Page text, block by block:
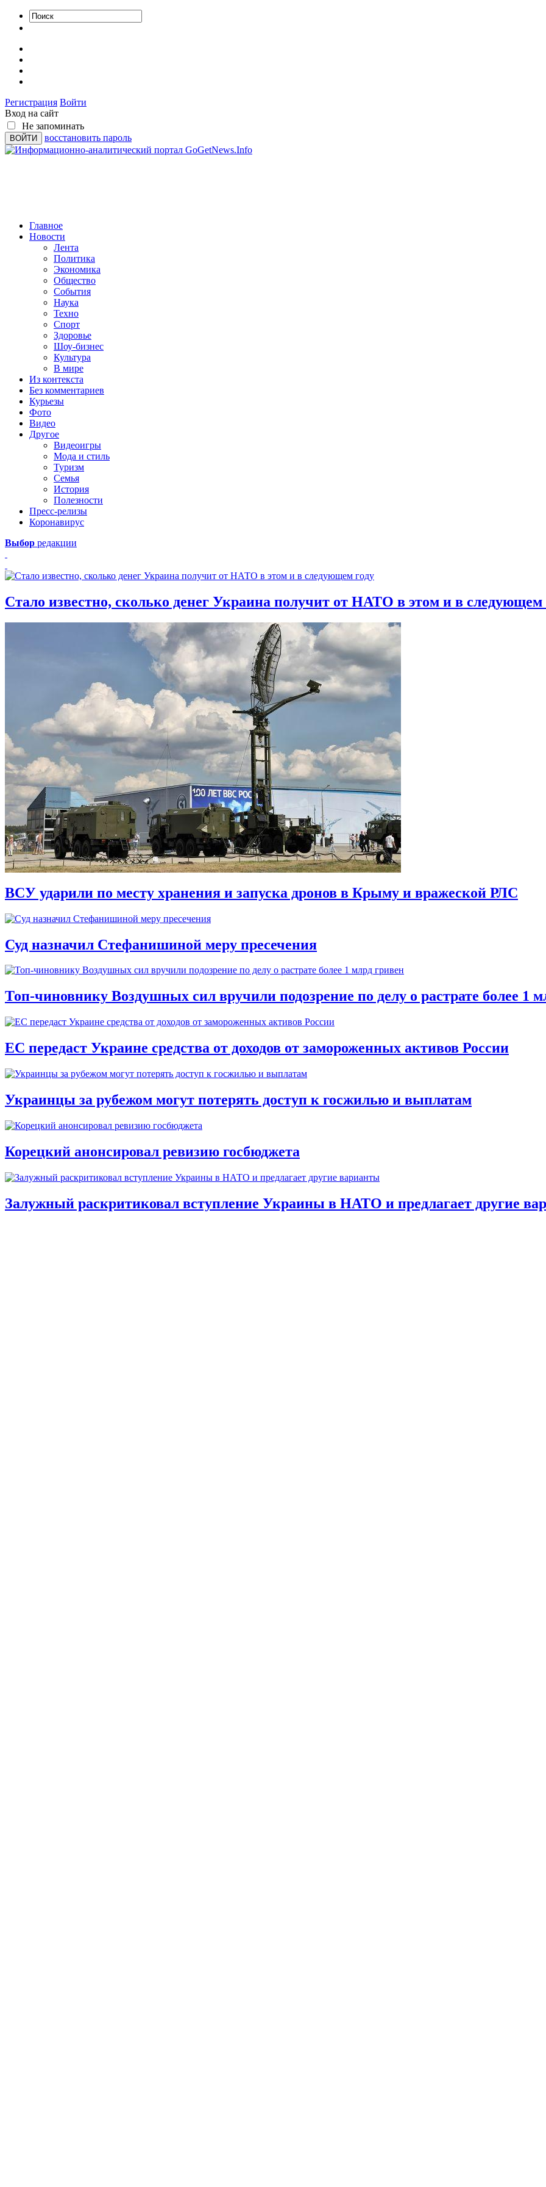
Регистрация Войти
Вход на сайт
Не запоминать
восстановить пароль
Главное
Новости
Лента
Политика
Экономика
Общество
События
Наука
Техно
Спорт
Здоровье
Шоу-бизнес
Культура
В мире
Из контекста
Без комментариев
Курьезы
Фото
Видео
Другое
Видеоигры
Мода и стиль
Туризм
Семья
История
Полезности
Пресс-релизы
Коронавирус
Выбор редакции
Стало известно, сколько денег Украина получит от НАТО в этом и в следующем
ВСУ ударили по месту хранения и запуска дронов в Крыму и вражеской РЛС
Суд назначил Стефанишиной меру пресечения
Топ-чиновнику Воздушных сил вручили подозрение по делу о растрате более 1
ЕС передаст Украине средства от доходов от замороженных активов России
Украинцы за рубежом могут потерять доступ к госжилью и выплатам
Корецкий анонсировал ревизию госбюджета
Залужный раскритиковал вступление Украины в НАТО и предлагает другие